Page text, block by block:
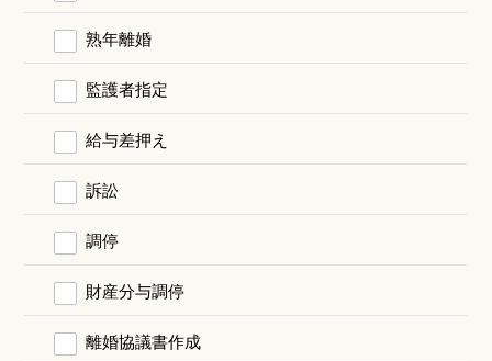
熟年離婚
監護者指定
給与差押え
訴訟
調停
財産分与調停
離婚協議書作成